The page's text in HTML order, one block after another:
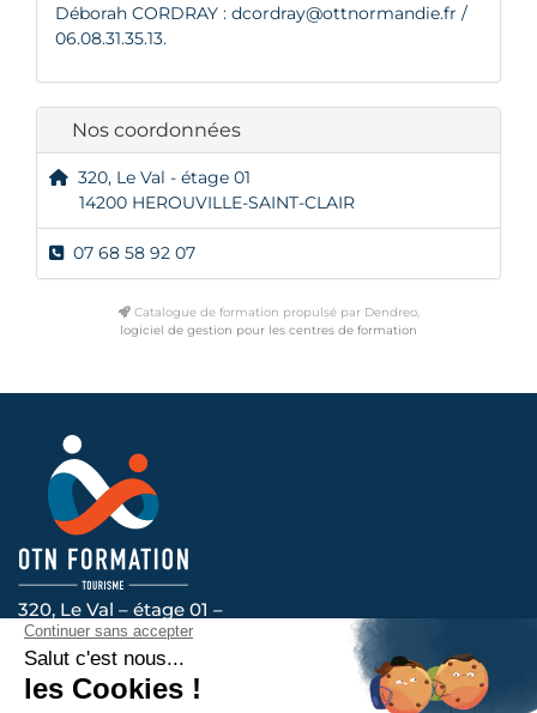
Déborah CORDRAY : dcordray@ottnormandie.fr /
06.08.31.35.13.
Nos coordonnées
320, Le Val - étage 01
14200 HEROUVILLE-SAINT-CLAIR
07 68 58 92 07
Catalogue de formation propulsé par Dendreo,
logiciel de gestion pour les centres de formation
320, Le Val – étage 01 –
14200 HEROUVILLE-SAINT-CLAIR
Voir l’itinéraire
Nous vous accompagnons au quotidien, contactez-